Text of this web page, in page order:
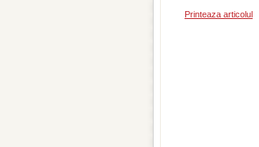
Printeaza articolul